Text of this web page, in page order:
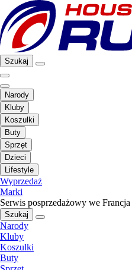
Szukaj
Narody
Kluby
Koszulki
Buty
Sprzęt
Dzieci
Lifestyle
Wyprzedaż
Marki
Serwis posprzedażowy we Francja
Szukaj
Narody
Kluby
Koszulki
Buty